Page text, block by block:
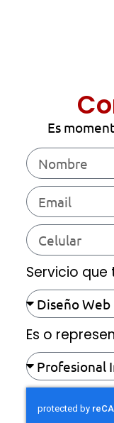
Es
Servicio que
Es o